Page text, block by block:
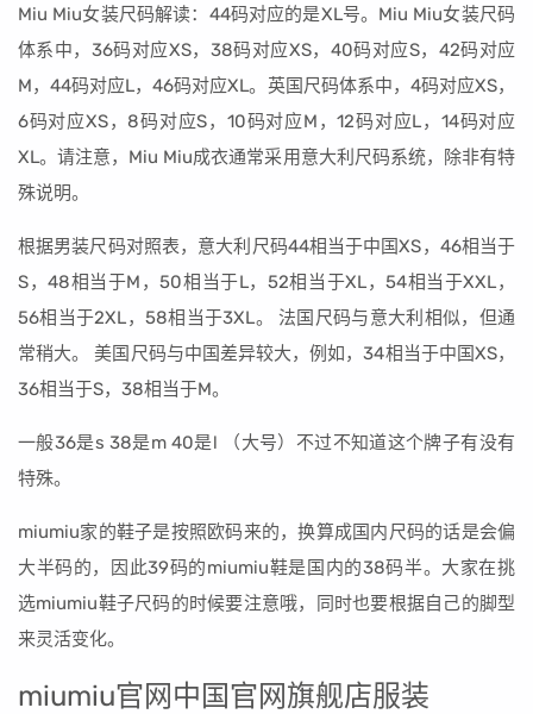
Miu Miu女装尺码解读：44码对应的是XL号。Miu Miu女装尺码
体系中，36码对应XS，38码对应XS，40码对应S，42码对应
M，44码对应L，46码对应XL。英国尺码体系中，4码对应XS，
6码对应XS，8码对应S，10码对应M，12码对应L，14码对应
XL。请注意，Miu Miu成衣通常采用意大利尺码系统，除非有特
殊说明。
根据男装尺码对照表，意大利尺码44相当于中国XS，46相当于
S，48相当于M，50相当于L，52相当于XL，54相当于XXL，
56相当于2XL，58相当于3XL。 法国尺码与意大利相似，但通
常稍大。 美国尺码与中国差异较大，例如，34相当于中国XS，
36相当于S，38相当于M。
一般36是s 38是m 40是l （大号）不过不知道这个牌子有没有
特殊。
miumiu家的鞋子是按照欧码来的，换算成国内尺码的话是会偏
大半码的，因此39码的miumiu鞋是国内的38码半。大家在挑
选miumiu鞋子尺码的时候要注意哦，同时也要根据自己的脚型
来灵活变化。
miumiu官网中国官网旗舰店服装